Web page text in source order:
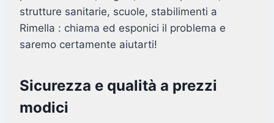
strutture sanitarie, scuole, stabilimenti a
Rimella : chiama ed esponici il problema e
saremo certamente aiutarti!
Sicurezza e qualità a prezzi
modici